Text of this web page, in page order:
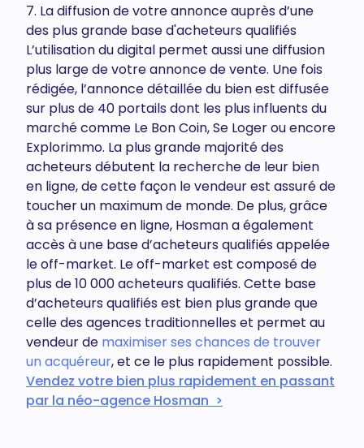
7. La diffusion de votre annonce auprès d’une
des plus grande base d'acheteurs qualifiés
L’utilisation du digital permet aussi une diffusion
plus large de votre annonce de vente. Une fois
rédigée, l’annonce détaillée du bien est diffusée
sur plus de 40 portails dont les plus influents du
marché comme Le Bon Coin, Se Loger ou encore
Explorimmo. La plus grande majorité des
acheteurs débutent la recherche de leur bien
en ligne, de cette façon le vendeur est assuré de
toucher un maximum de monde. De plus, grâce
à sa présence en ligne, Hosman a également
accès à une base d’acheteurs qualifiés appelée
le off-market. Le off-market est composé de
plus de 10 000 acheteurs qualifiés. Cette base
d’acheteurs qualifiés est bien plus grande que
celle des agences traditionnelles et permet au
vendeur de maximiser ses chances de trouver
un acquéreur, et ce le plus rapidement possible.
Vendez votre bien plus rapidement en passant
par la néo-agence Hosman >